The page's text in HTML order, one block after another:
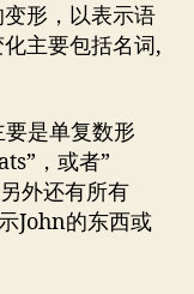
形，以表示语
主要包括名词,
是单复数形
，或者”
外还有所有
John的东西或